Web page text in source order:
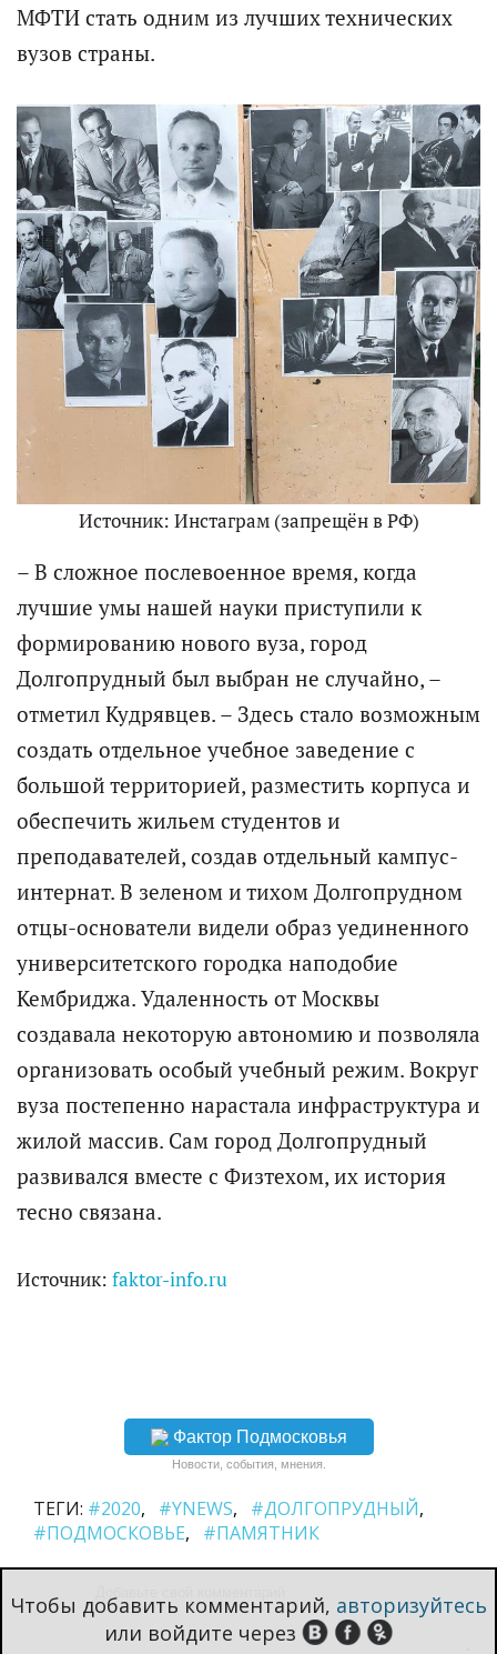
МФТИ стать одним из лучших технических
вузов страны.
Источник: Инстаграм (запрещён в РФ)
– В сложное послевоенное время, когда
лучшие умы нашей науки приступили к
формированию нового вуза, город
Долгопрудный был выбран не случайно, –
отметил Кудрявцев. – Здесь стало возможным
создать отдельное учебное заведение с
большой территорией, разместить корпуса и
обеспечить жильем студентов и
преподавателей, создав отдельный кампус-
интернат. В зеленом и тихом Долгопрудном
отцы-основатели видели образ уединенного
университетского городка наподобие
Кембриджа. Удаленность от Москвы
создавала некоторую автономию и позволяла
организовать особый учебный режим. Вокруг
вуза постепенно нарастала инфраструктура и
жилой массив. Сам город Долгопрудный
развивался вместе с Физтехом, их история
тесно связана.
Источник: faktor-info.ru
Фактор Подмосковья
Новости, события, мнения.
ТЕГИ: #2020 #YNEWS
#ДОЛГОПРУДНЫЙ
#ПОДМОСКОВЬЕ
#ПАМЯТНИК
Чтобы добавить комментарий, авторизуйтесь
или войдите через